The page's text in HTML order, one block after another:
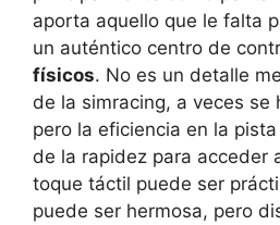
aporta aquello que le falta
un auténtico centro de
físicos. No es un detalle
de la simracing, a veces se
pero la eficiencia en la
de la rapidez para acceder
toque táctil puede ser
puede ser hermosa, pero